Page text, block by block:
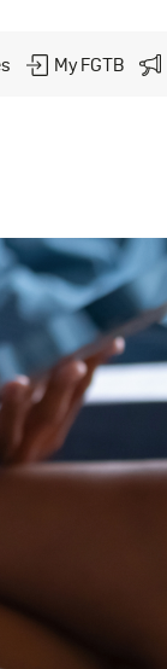
My FGTB